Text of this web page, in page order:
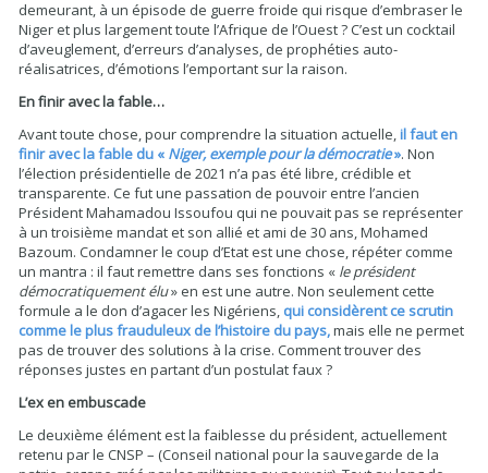
demeurant, à un épisode de guerre froide qui risque d’embraser le
Niger et plus largement toute l’Afrique de l’Ouest ? C’est un cocktail
d’aveuglement, d’erreurs d’analyses, de prophéties auto-
réalisatrices, d’émotions l’emportant sur la raison.
En finir avec la fable…
Avant toute chose, pour comprendre la situation actuelle,il faut en
finir avec la fable du « Niger, exemple pour la démocratie». Non
l’élection présidentielle de 2021 n’a pas été libre, crédible et
transparente. Ce fut une passation de pouvoir entre l’ancien
Président Mahamadou Issoufou qui ne pouvait pas se représenter
à un troisième mandat et son allié et ami de 30 ans, Mohamed
Bazoum. Condamner le coup d’Etat est une chose, répéter comme
un mantra : il faut remettre dans ses fonctions « le président
démocratiquement élu» en est une autre. Non seulement cette
formule a le don d’agacer les Nigériens, qui considèrent ce scrutin
comme le plus frauduleux de l’histoire du pays,mais elle ne permet
pas de trouver des solutions à la crise. Comment trouver des
réponses justes en partant d’un postulat faux ?
L’ex en embuscade
Le deuxième élément est la faiblesse du président, actuellement
retenu par le CNSP – (Conseil national pour la sauvegarde de la